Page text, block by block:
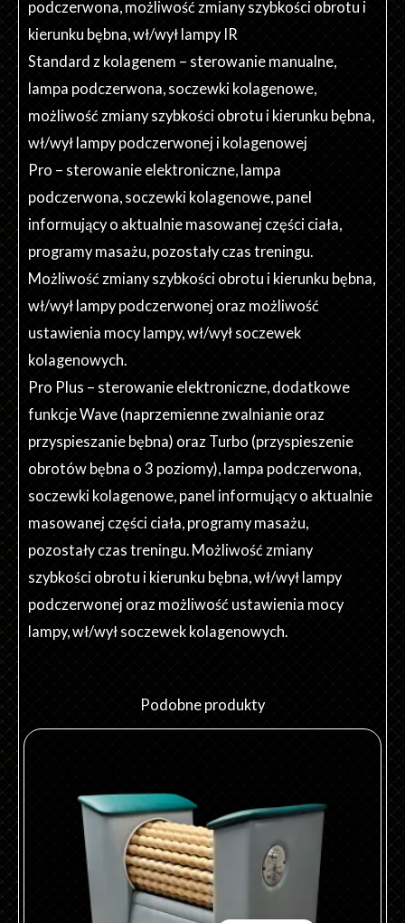
podczerwona, możliwość zmiany szybkości obrotu i
kierunku bębna, wł/wył lampy IR
Standard z kolagenem – sterowanie manualne,
lampa podczerwona, soczewki kolagenowe,
możliwość zmiany szybkości obrotu i kierunku bębna,
wł/wył lampy podczerwonej i kolagenowej
Pro – sterowanie elektroniczne, lampa
podczerwona, soczewki kolagenowe, panel
informujący o aktualnie masowanej części ciała,
programy masażu, pozostały czas treningu.
Możliwość zmiany szybkości obrotu i kierunku bębna,
wł/wył lampy podczerwonej oraz możliwość
ustawienia mocy lampy, wł/wył soczewek
kolagenowych.
Pro Plus – sterowanie elektroniczne, dodatkowe
funkcje Wave (naprzemienne zwalnianie oraz
przyspieszanie bębna) oraz Turbo (przyspieszenie
obrotów bębna o 3 poziomy), lampa podczerwona,
soczewki kolagenowe, panel informujący o aktualnie
masowanej części ciała, programy masażu,
pozostały czas treningu. Możliwość zmiany
szybkości obrotu i kierunku bębna, wł/wył lampy
podczerwonej oraz możliwość ustawienia mocy
lampy, wł/wył soczewek kolagenowych.
Podobne produkty